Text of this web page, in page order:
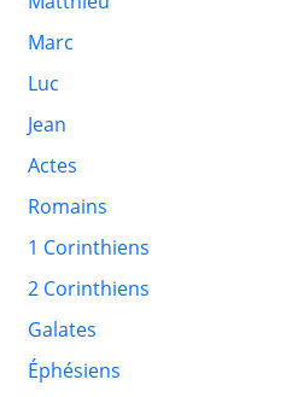
Marc
Luc
Jean
Actes
Romains
1 Corinthiens
2 Corinthiens
Galates
Éphésiens